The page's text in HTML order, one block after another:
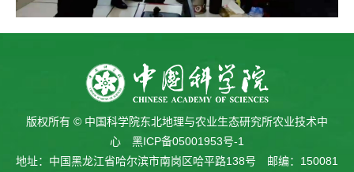
版权所有 © 中国科学院东北地理与农业生态研究所农业技术中
心 黑ICP备05001953号-1
地址：中国黑龙江省哈尔滨市南岗区哈平路138号 邮编：150081